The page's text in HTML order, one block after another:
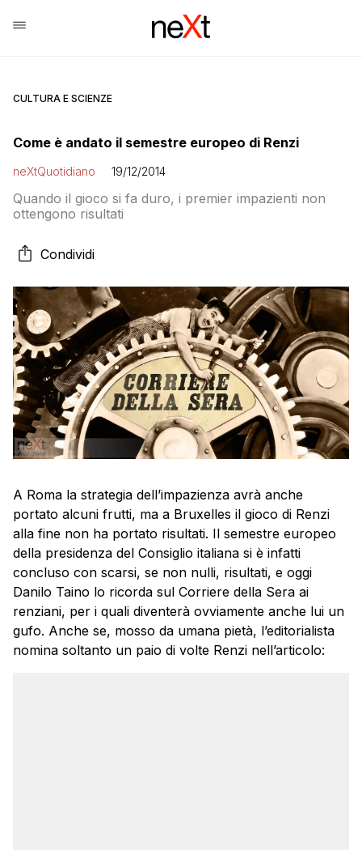
CULTURA E SCIENZE
Come è andato il semestre europeo di Renzi
neXtQuotidiano 19/12/2014
Quando il gioco si fa duro, i premier impazienti non
ottengono risultati
Condividi
A Roma la strategia dell’impazienza avrà anche
portato alcuni frutti, ma a Bruxelles il gioco di Renzi
alla fine non ha portato risultati. Il semestre europeo
della presidenza del Consiglio italiana si è infatti
concluso con scarsi, se non nulli, risultati, e oggi
Danilo Taino lo ricorda sul Corriere della Sera ai
renziani, per i quali diventerà ovviamente anche lui un
gufo. Anche se, mosso da umana pietà, l’editorialista
nomina soltanto un paio di volte Renzi nell’articolo: